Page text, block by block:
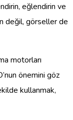
eğlendirin ve
değil, görseller de
motorları
önemini göz
kullanmak,